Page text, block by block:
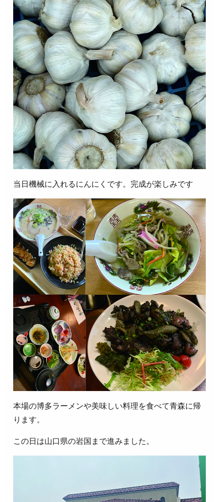
当日機械に入れるにんにくです。完成が楽しみです
本場の博多ラーメンや美味しい料理を食べて青森に帰
ります。
この日は山口県の岩国まで進みました。